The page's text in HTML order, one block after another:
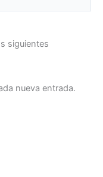
siguientes
nueva entrada.